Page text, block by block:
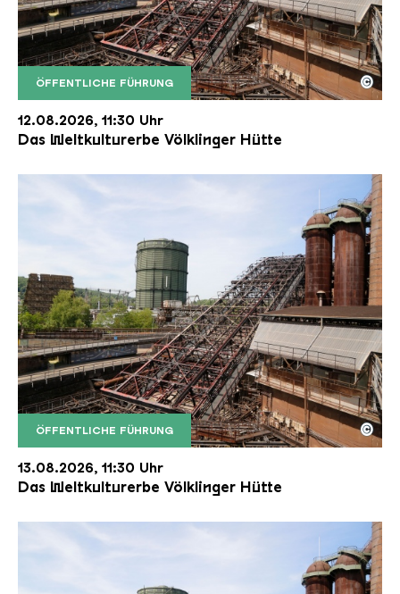
ÖFFENTLICHE FÜHRUNG
Der Erzschrägaufzug der Völklinger Hütte mit
Copyright: Weltkulturerbe Völklinger Hütte | Karl
©
12.08.2026, 11:30 Uhr
Das Weltkulturerbe Völklinger Hütte
ÖFFENTLICHE FÜHRUNG
Der Erzschrägaufzug der Völklinger Hütte mit
Copyright: Weltkulturerbe Völklinger Hütte | Karl
©
13.08.2026, 11:30 Uhr
Das Weltkulturerbe Völklinger Hütte